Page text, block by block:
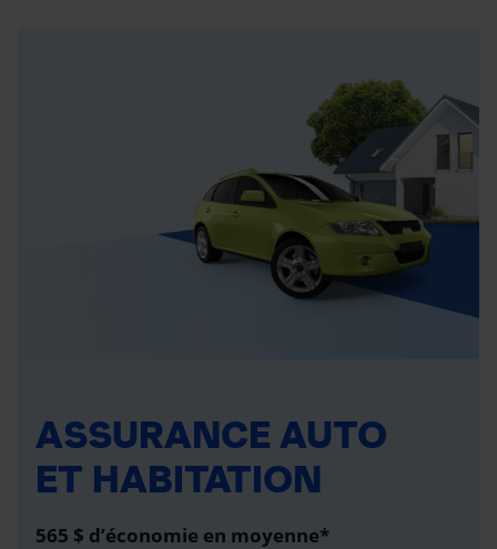
ASSURANCE AUTO
ET HABITATION
565 $ d’économie en moyenne*